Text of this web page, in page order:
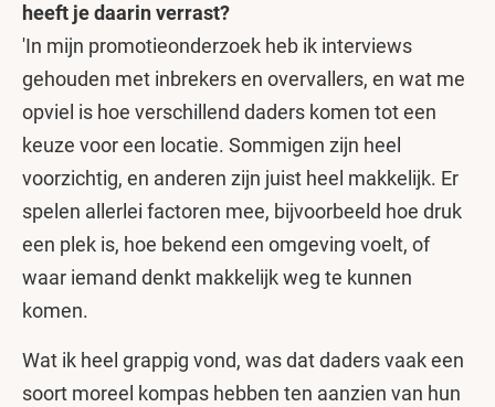
heeft je daarin verrast?
'In mijn promotieonderzoek heb ik interviews
gehouden met inbrekers en overvallers, en wat me
opviel is hoe verschillend daders komen tot een
keuze voor een locatie. Sommigen zijn heel
voorzichtig, en anderen zijn juist heel makkelijk. Er
spelen allerlei factoren mee, bijvoorbeeld hoe druk
een plek is, hoe bekend een omgeving voelt, of
waar iemand denkt makkelijk weg te kunnen
komen.
Wat ik heel grappig vond, was dat daders vaak een
soort moreel kompas hebben ten aanzien van hun